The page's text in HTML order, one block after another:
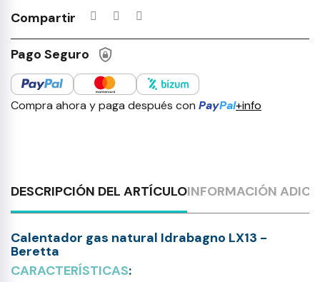
Compartir
Pago Seguro
Compra ahora y paga después con PayPal+info
DESCRIPCIÓN DEL ARTÍCULOINFORMACIÓN
Calentador gas natural Idrabagno LX13 -
Beretta
CARACTERÍSTICAS: